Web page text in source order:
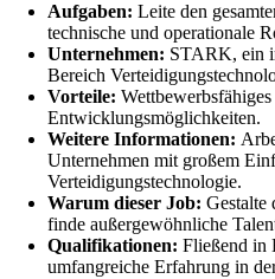
Aufgaben: Leite den
technische und operationale
Unternehmen: STARK, ein
Bereich
Vorteile:
Entwicklungsmöglichkeiten.
Weitere Informationen:
Unternehmen mit großem
Verteidigungstechnologie.
Warum dieser Job: Gestalte
finde außergewöhnliche
Qualifikationen: Fließend in
umfangreiche Erfahrung in